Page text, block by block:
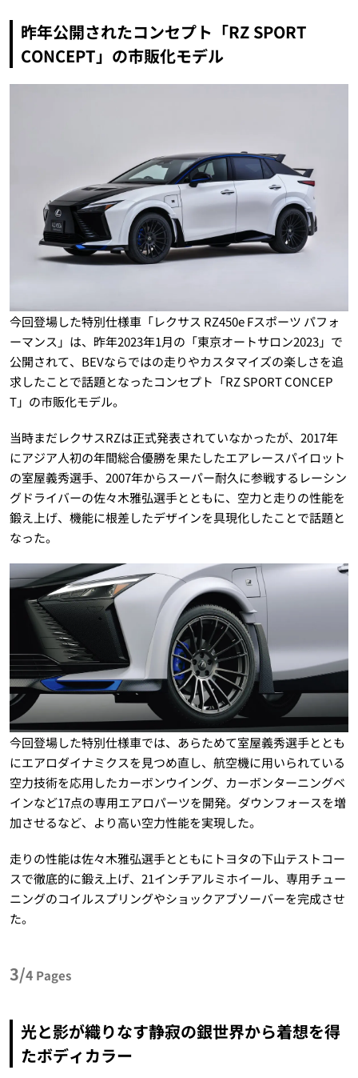
昨年公開されたコンセプト「RZ SPORT
CONCEPT」の市販化モデル
今回登場した特別仕様車「レクサス RZ450e Fスポーツ パフォ
ーマンス」は、昨年2023年1月の「東京オートサロン2023」で
公開されて、BEVならではの走りやカスタマイズの楽しさを追
求したことで話題となったコンセプト「RZ SPORT CONCEP
T」の市販化モデル。
当時まだレクサスRZは正式発表されていなかったが、2017年
にアジア人初の年間総合優勝を果たしたエアレースパイロット
の室屋義秀選手、2007年からスーパー耐久に参戦するレーシン
グドライバーの佐々木雅弘選手とともに、空力と走りの性能を
鍛え上げ、機能に根差したデザインを具現化したことで話題と
なった。
今回登場した特別仕様車では、あらためて室屋義秀選手ととも
にエアロダイナミクスを見つめ直し、航空機に用いられている
空力技術を応用したカーボンウイング、カーボンターニングベ
インなど17点の専用エアロパーツを開発。ダウンフォースを増
加させるなど、より高い空力性能を実現した。
走りの性能は佐々木雅弘選手とともにトヨタの下山テストコー
スで徹底的に鍛え上げ、21インチアルミホイール、専用チュー
ニングのコイルスプリングやショックアブソーバーを完成させ
た。
3/4 Pages
光と影が織りなす静寂の銀世界から着想を得
たボディカラー